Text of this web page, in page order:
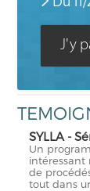
J'y
SYLLA -
Un
intéressant
de
tout dans